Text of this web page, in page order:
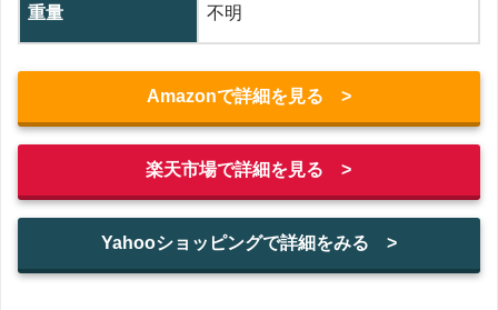
重量 不明
Amazonで詳細を見る >
楽天市場で詳細を見る >
Yahooショッピングで詳細をみる >